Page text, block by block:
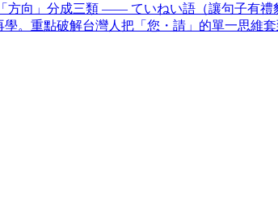
方向」分成三類 ―― ていねい語（讓句子有
。重點破解台灣人把「您・請」的單一思維